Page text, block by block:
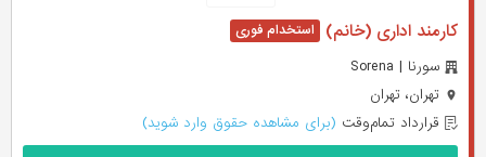
کارمند اداری (خانم)
سورنا | Sorena
تهران، تهران
قرارداد تمام‌وقت (برای مشاهده حقوق وارد شوید)